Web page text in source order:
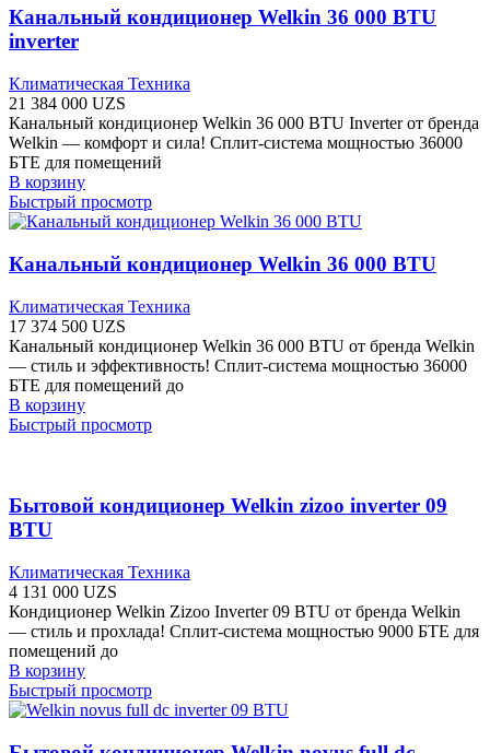
Канальный кондиционер Welkin 36 000 BTU
inverter
Климатическая Техника
21 384 000 UZS
Канальный кондиционер Welkin 36 000 BTU Inverter от бренда
Welkin — комфорт и сила! Сплит-система мощностью 36000
БТЕ для помещений
В корзину
Быстрый просмотр
Канальный кондиционер Welkin 36 000 BTU
Климатическая Техника
17 374 500 UZS
Канальный кондиционер Welkin 36 000 BTU от бренда Welkin
— стиль и эффективность! Сплит-система мощностью 36000
БТЕ для помещений до
В корзину
Быстрый просмотр
Бытовой кондиционер Welkin zizoo inverter 09
BTU
Климатическая Техника
4 131 000 UZS
Кондиционер Welkin Zizoo Inverter 09 BTU от бренда Welkin
— стиль и прохлада! Сплит-система мощностью 9000 БТЕ для
помещений до
В корзину
Быстрый просмотр